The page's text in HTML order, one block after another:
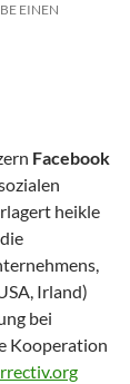
EINEN
Facebook
heikle
Irland)
bei
Kooperation